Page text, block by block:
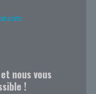
nous vous
!